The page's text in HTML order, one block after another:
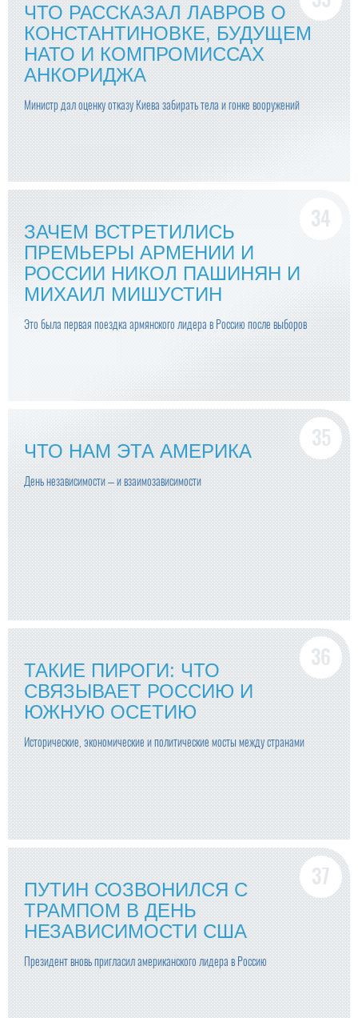
ЧТО РАССКАЗАЛ ЛАВРОВ О
КОНСТАНТИНОВКЕ, БУДУЩЕМ
НАТО И КОМПРОМИССАХ
АНКОРИДЖА
Министр дал оценку отказу Киева забирать тела и гонке вооружений
ЗАЧЕМ ВСТРЕТИЛИСЬ
ПРЕМЬЕРЫ АРМЕНИИ И
РОССИИ НИКОЛ ПАШИНЯН И
МИХАИЛ МИШУСТИН
Это была первая поездка армянского лидера в Россию после выборов
ЧТО НАМ ЭТА АМЕРИКА
День независимости – и взаимозависимости
ТАКИЕ ПИРОГИ: ЧТО
СВЯЗЫВАЕТ РОССИЮ И
ЮЖНУЮ ОСЕТИЮ
Исторические, экономические и политические мосты между странами
ПУТИН СОЗВОНИЛСЯ С
ТРАМПОМ В ДЕНЬ
НЕЗАВИСИМОСТИ США
Президент вновь пригласил американского лидера в Россию